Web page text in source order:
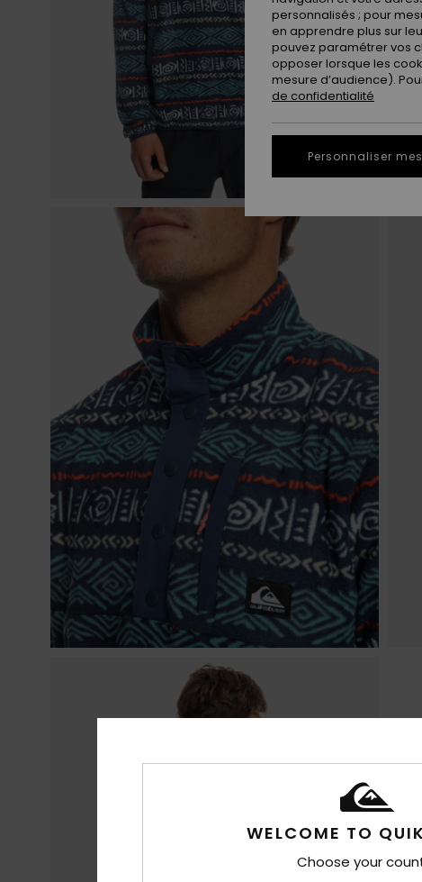
WELCOME TO
Choose your
personnalisés ; pour
en apprendre plus sur
pouvez paramétrer vos
opposer lorsque les
mesure d’audience).
de confidentialité
Personnaliser